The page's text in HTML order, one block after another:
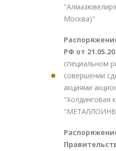
Москва)"
РФ от
специальном
совершении
акциями
"Холдинговая